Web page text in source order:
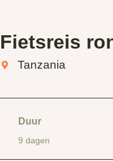
Fietsreis
Tanzania
Duur
9 dagen